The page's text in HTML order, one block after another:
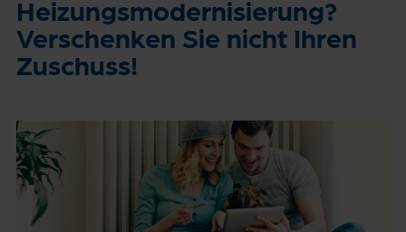
Heizungsmodernisierung?
Verschenken Sie nicht Ihren
Zuschuss!